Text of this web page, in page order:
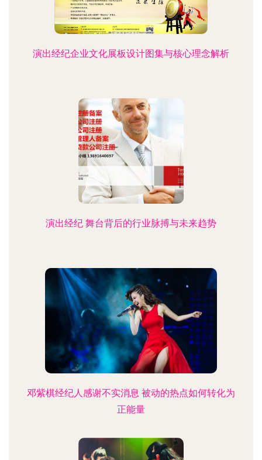
演出经纪企业文化展板设计图集与核心理念解析
演出经纪 舞台背后的行业脉搏与未来趋势
邓紫棋经纪人感谢不实消息 被动的热点如何转化为
正能量